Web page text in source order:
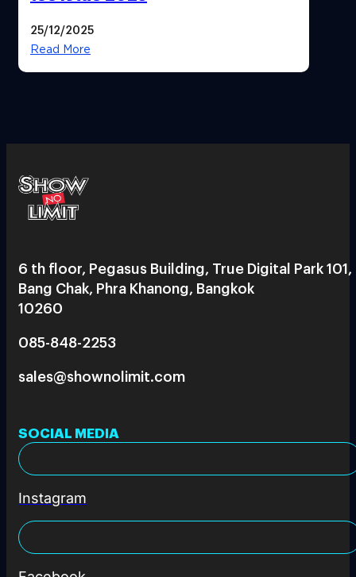
25/12/2025
Read More
6 th floor, Pegasus Building, True Digital Park 101,
Bang Chak, Phra Khanong, Bangkok
10260
085-848-2253
sales@shownolimit.com
SOCIAL MEDIA
Instagram